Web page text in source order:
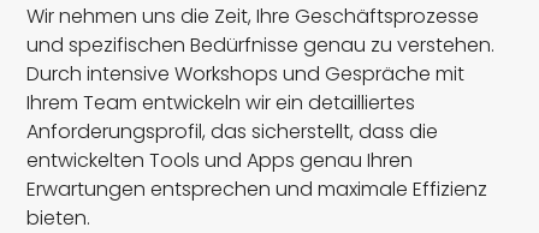
Wir nehmen uns die Zeit, Ihre Geschäftsprozesse
und spezifischen Bedürfnisse genau zu verstehen.
Durch intensive Workshops und Gespräche mit
Ihrem Team entwickeln wir ein detailliertes
Anforderungsprofil, das sicherstellt, dass die
entwickelten Tools und Apps genau Ihren
Erwartungen entsprechen und maximale Effizienz
bieten.